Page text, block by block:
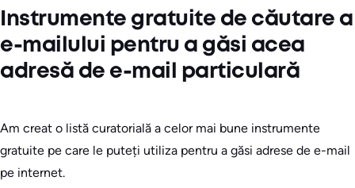
Instrumente gratuite de căutare a
e-mailului pentru a găsi acea
adresă de e-mail particulară
Am creat o listă curatorială a celor mai bune instrumente
gratuite pe care le puteți utiliza pentru a găsi adrese de e-mail
pe internet.